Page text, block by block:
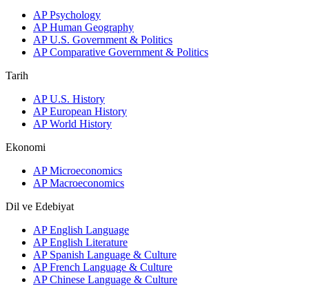
AP Psychology
AP Human Geography
AP U.S. Government & Politics
AP Comparative Government & Politics
Tarih
AP U.S. History
AP European History
AP World History
Ekonomi
AP Microeconomics
AP Macroeconomics
Dil ve Edebiyat
AP English Language
AP English Literature
AP Spanish Language & Culture
AP French Language & Culture
AP Chinese Language & Culture